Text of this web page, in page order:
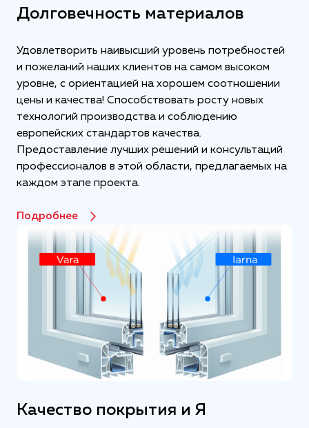
Долговечность материалов
Удовлетворить наивысший уровень потребностей
и пожеланий наших клиентов на самом высоком
уровне, с ориентацией на хорошем соотношении
цены и качества! Способствовать росту новых
технологий производства и соблюдению
европейских стандартов качества.
Предоставление лучших решений и консультаций
профессионалов в этой области, предлагаемых на
каждом этапе проекта.
Подробнее
Качество покрытия и Я